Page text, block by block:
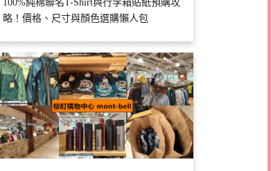
100%純棉聯名T-Shirt與行李箱貼紙預購攻
略！價格、尺寸與顏色選購懶人包